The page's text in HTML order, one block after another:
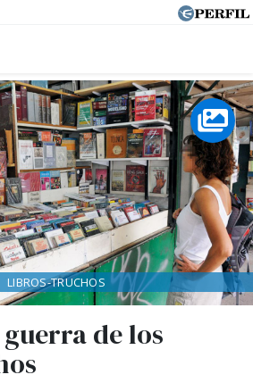
de los
LIBROS-TRUCHOS